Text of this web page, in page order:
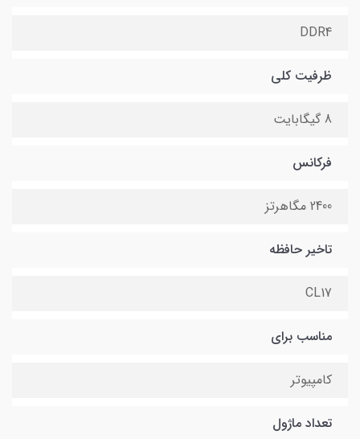
DDR4
ظرفیت کلی
8 گیگابایت
فرکانس
2400 مگاهرتز
تاخیر حافظه
CL17
مناسب برای
کامپیوتر
تعداد ماژول